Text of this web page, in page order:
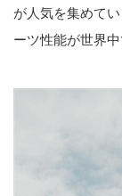
が人気を集めて
ーツ性能が世界